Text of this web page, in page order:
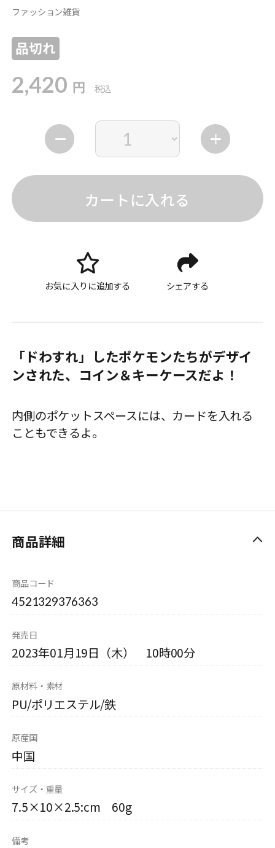
ファッション雑貨
品切れ
2,420 円 税込
カートに入れる
お気に入りに追加する シェアする
「ドわすれ」したポケモンたちがデザイ
ンされた、コイン＆キーケースだよ！
内側のポケットスペースには、カードを入れる
こともできるよ。
商品詳細
商品コード
4521329376363
発売日
2023年01月19日（木） 10時00分
原材料・素材
PU/ポリエステル/鉄
原産国
中国
サイズ・重量
7.5×10×2.5:cm 60g
備考